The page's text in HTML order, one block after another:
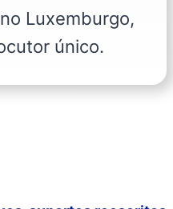
Luxemburgo,
único.